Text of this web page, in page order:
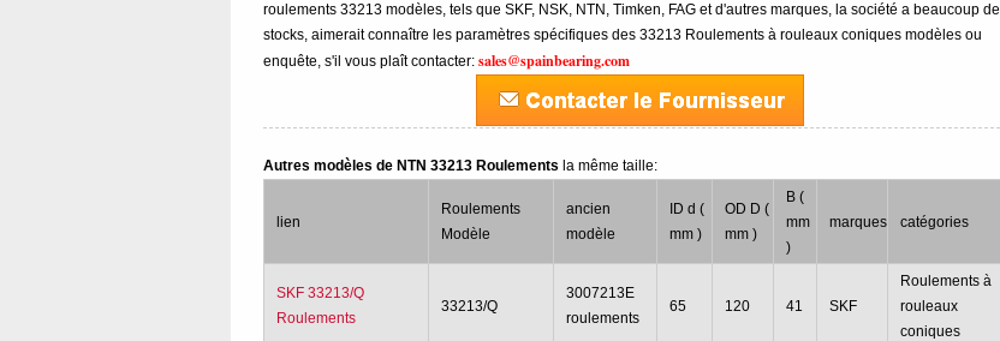
roulements 33213 modèles, tels que SKF, NSK, NTN, Timken, FAG et d'autres marques, la société a beaucoup de
stocks, aimerait connaître les paramètres spécifiques des 33213 Roulements à rouleaux coniques modèles ou
enquête, s'il vous plaît contacter:sales@spainbearing.com
Autres modèles de NTN 33213 Roulements la même taille:
lien
Roulements
Modèle
ancien
modèle
ID d (
mm )
OD D (
mm )
B (
mm
)
marques catégories
SKF 33213/Q
Roulements
33213/Q
3007213E
roulements
65 120 41 SKF
Roulements à
rouleaux
coniques